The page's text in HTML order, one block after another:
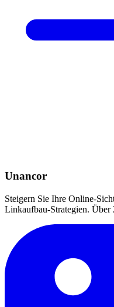
Unancor
Steigern Sie Ihre Online-
Linkaufbau-Strategien. Über